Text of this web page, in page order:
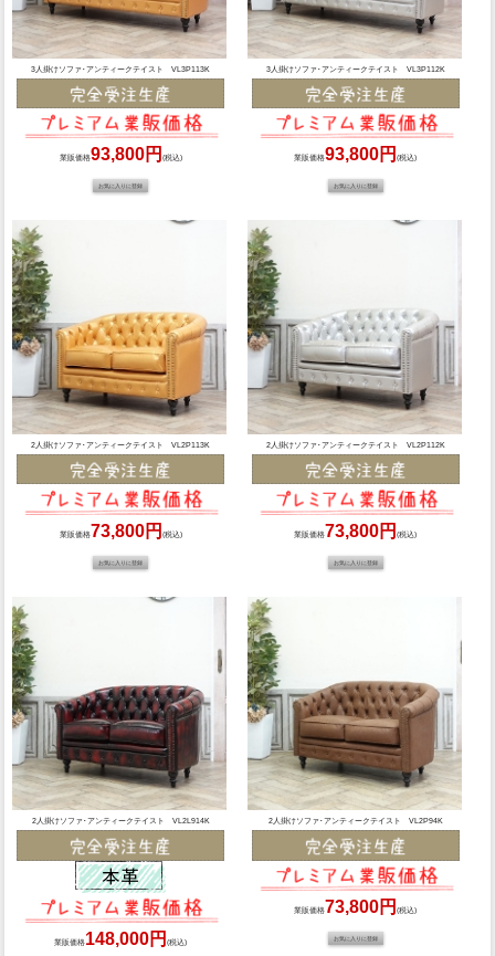
3人掛けソファ･アンティークテイスト VL3P113K
業販価格93,800円 (税込)
3人掛けソファ･アンティークテイスト VL3P112K
業販価格93,800円(税込)
2人掛けソファ･アンティークテイスト VL2P113K
業販価格73,800円 (税込)
2人掛けソファ･アンティークテイスト VL2P112K
業販価格73,800円(税込)
2人掛けソファ･アンティークテイスト VL2L914K
業販価格148,000円(税込)
2人掛けソファ･アンティークテイスト VL2P94K
業販価格73,800円(税込)